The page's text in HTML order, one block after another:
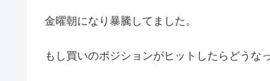
金曜朝になり暴騰してました。
もし買いのポジションがヒットしたらどうな